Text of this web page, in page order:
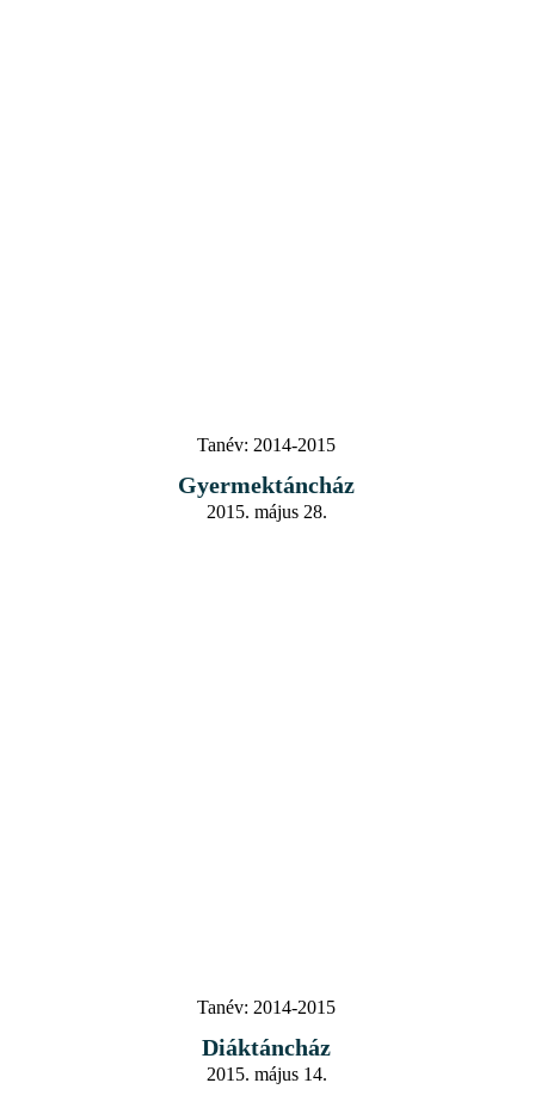
Tanév: 2014-2015
Gyermektáncház
2015. május 28.
Tanév: 2014-2015
Diáktáncház
2015. május 14.